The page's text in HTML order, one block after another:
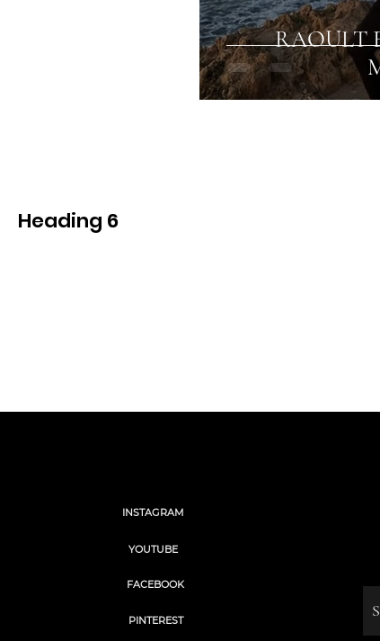
RAOULT
Heading 6
© 2023 by Name of
FACEBOOK
PINTEREST
YOUTUBE
INSTAGRAM